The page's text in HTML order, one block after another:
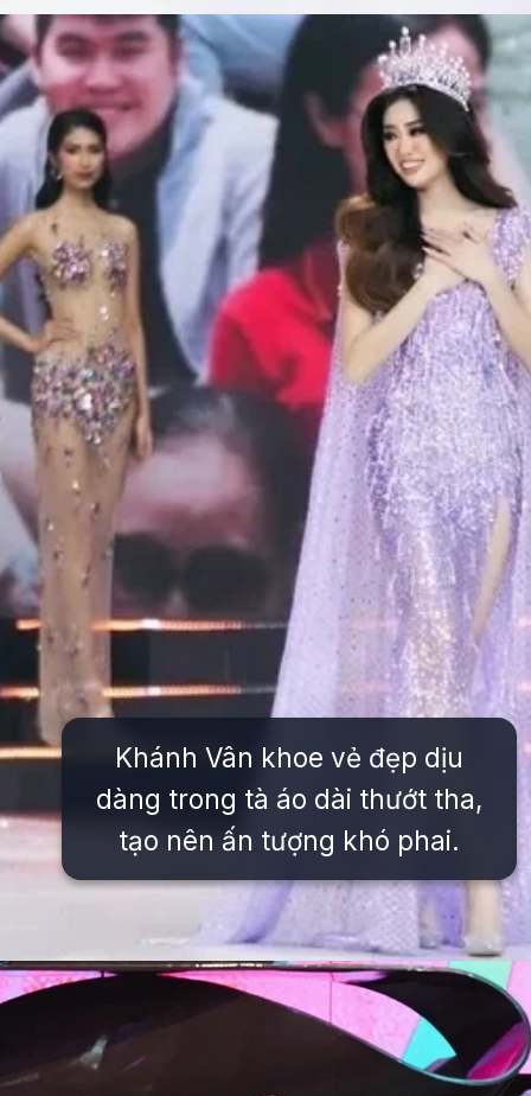
Đang mởhttps://issiloo.edu.vn/khanh-van
Khánh Vân khoe vẻ đẹp dịu
dàng trong tà áo dài thướt tha,
tạo nên ấn tượng khó phai.
https://issiloo.edu.vn/khanh-van